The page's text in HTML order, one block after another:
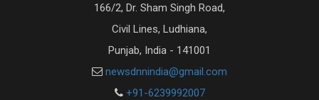
166/2, Dr. Sham Singh Road,
Civil Lines, Ludhiana,
Punjab, India - 141001
newsdnnindia@gmail.com
+91-6239992007